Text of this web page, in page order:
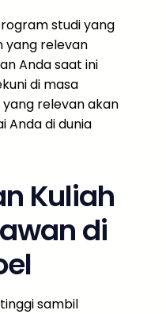
studi yang
yang relevan
Anda saat ini
di masa
relevan akan
Anda di dunia
Kuliah
di
sambil